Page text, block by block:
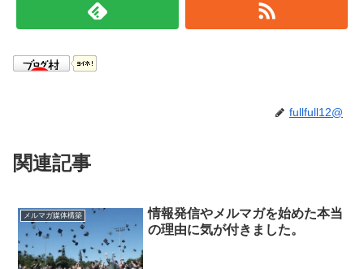
fullfull12@
関連記事
メルマガ媒体構築
情報発信やメルマガを始めた本当
の理由に気が付きました。